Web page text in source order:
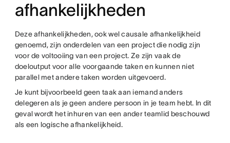
afhankelijkheden
Deze afhankelijkheden, ook wel causale afhankelijkheid
genoemd, zijn onderdelen van een project die nodig zijn
voor de voltooiing van een project. Ze zijn vaak de
doeloutput voor alle voorgaande taken en kunnen niet
parallel met andere taken worden uitgevoerd.
Je kunt bijvoorbeeld geen taak aan iemand anders
delegeren als je geen andere persoon in je team hebt. In dit
geval wordt het inhuren van een ander teamlid beschouwd
als een logische afhankelijkheid.